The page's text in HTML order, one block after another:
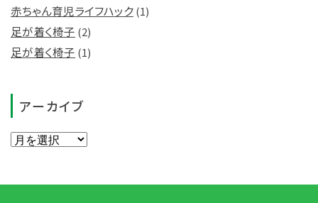
赤ちゃん育児ライフハック(1)
足が着く椅子 (2)
足が着く椅子 (1)
アーカイブ